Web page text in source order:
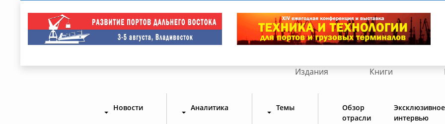
Издания Книги
Новости Аналитика Темы
Обзор
отрасли
Эксклюзивное
интервью